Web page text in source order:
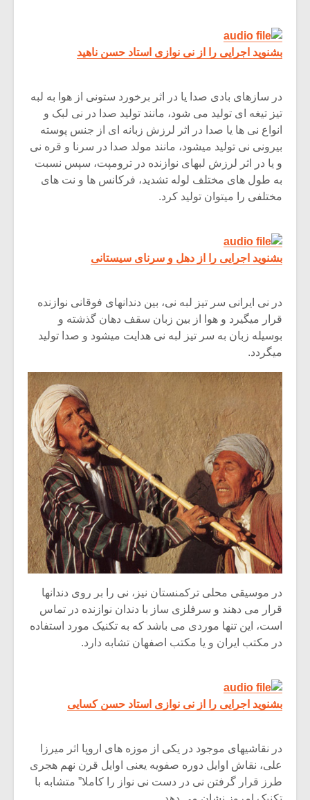
بشنوید اجرایی را از نی نوازی استاد حسن ناهید
در سازهای بادی صدا یا در اثر برخورد ستونی از هوا به لبه
تیز تیغه ای تولید می شود، مانند تولید صدا در نی لبک و
انواع نی ها یا صدا در اثر لرزش زبانه ای از جنس پوسته
بیرونی نی تولید میشود، مانند مولد صدا در سرنا و قره نی
و یا در اثر لرزش لبهای نوازنده در ترومپت، سپس نسبت
به طول های مختلف لوله تشدید، فرکانس ها و نت های
مختلفی را میتوان تولید کرد.
بشنوید اجرایی را از دهل و سرنای سیستانی
در نی ایرانی سر تیز لبه نی، بین دندانهای فوقانی نوازنده
قرار میگیرد و هوا از بین زبان سقف دهان گذشته و
بوسیله زبان به سر تیز لبه نی هدایت میشود و صدا تولید
میگردد.
در موسیقی محلی ترکمنستان نیز، نی را بر روی دندانها
قرار می دهند و سرفلزی ساز با دندان نوازنده در تماس
است، این تنها موردی می باشد که به تکنیک مورد استفاده
در مکتب ایران و یا مکتب اصفهان تشابه دارد.
بشنوید اجرایی را از نی نوازی استاد حسن کسایی
در نقاشیهای موجود در یکی از موزه های اروپا اثر میرزا
علی، نقاش اوایل دوره صفویه یعنی اوایل قرن نهم هجری
طرز قرار گرفتن نی در دست نی نواز را کاملا” متشابه با